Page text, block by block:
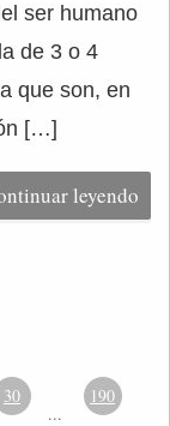
ser humano
de 3 o 4
que son, en
[…]
leyendo
30
...
190